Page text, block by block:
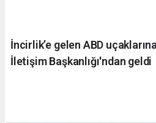
İncirlik’e gelen ABD
İletişim Başkanlığı'ndan geldi